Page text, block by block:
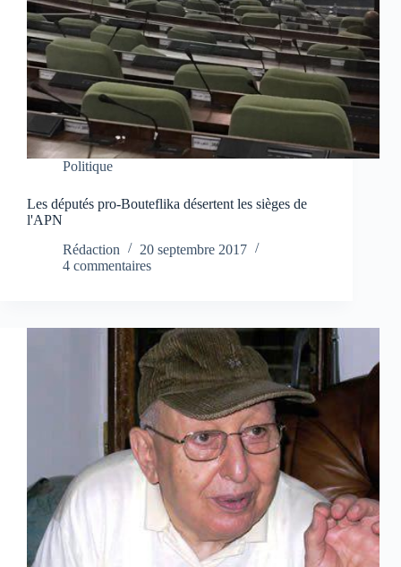
Politique
Les députés pro-Bouteflika désertent les sièges de
l'APN
Rédaction
20 septembre 2017
4 commentaires